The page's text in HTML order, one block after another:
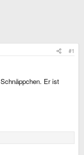
#1
Er ist